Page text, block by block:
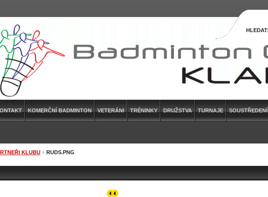
KOMERČNÍ BADMINTON VETERÁNI TRÉNINKY DRUŽSTVA TURNAJE SOUSTŘEDENÍ
KLUBU RUDS.PNG
HLEDAT: